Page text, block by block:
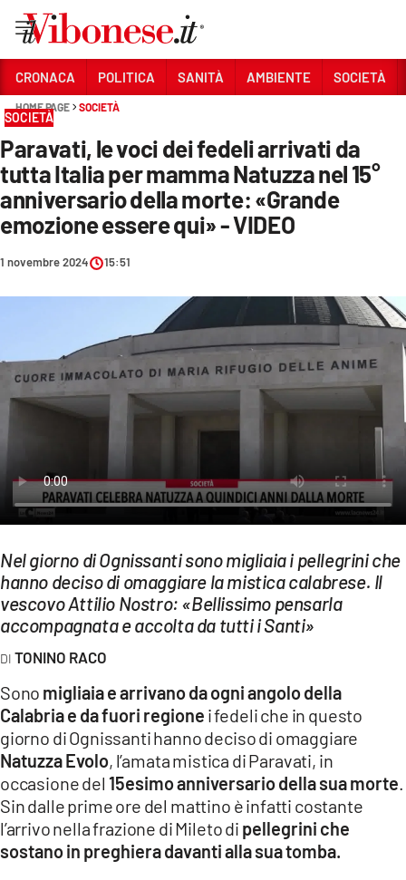
Sezioni
CRONACA
POLITICA
SANITÀ
AMBIENTE
SOCIETÀ
ECONOMIA E LAVORO
Streaming
LAC NETWORK
Network
LACPLAY.IT
LACTV.IT
LACONAIR.IT
LACITYMAG.IT
CRONACA POLITICA SANITÀ AMBIENTE SOCIETÀ
HOME PAGE SOCIETÀ
SOCIETÀ
Paravati, le voci dei fedeli arrivati da
tutta Italia per mamma Natuzza nel 15°
anniversario della morte: «Grande
emozione essere qui» - VIDEO
1 novembre 2024 15:51
Nel giorno di Ognissanti sono migliaia i pellegrini che
hanno deciso di omaggiare la mistica calabrese. Il
vescovo Attilio Nostro: «Bellissimo pensarla
accompagnata e accolta da tutti i Santi»
TONINO RACO
Sono migliaia e arrivano da ogni angolo della
Calabria e da fuori regione i fedeli che in questo
giorno di Ognissanti hanno deciso di omaggiare
Natuzza Evolo, l’amata mistica di Paravati, in
occasione del 15esimo anniversario della sua morte.
Sin dalle prime ore del mattino è infatti costante
l’arrivo nella frazione di Mileto di pellegrini che
sostano in preghiera davanti alla sua tomba.